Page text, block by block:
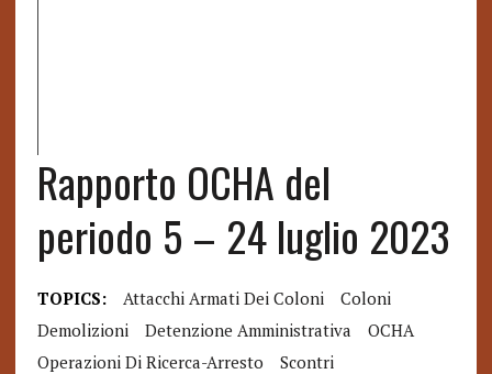
Rapporto OCHA del
periodo 5 – 24 luglio 2023
TOPICS: Attacchi Armati Dei Coloni
Coloni
Demolizioni
Detenzione Amministrativa
OCHA
Operazioni Di Ricerca-Arresto
Scontri